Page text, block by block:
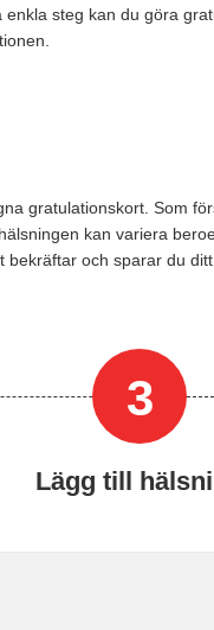
steg kan du göra
gratulationskort. Som
kan variera
och sparar du
3
Lägg till